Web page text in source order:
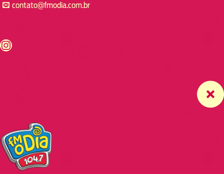
contato@fmodia.com.br
https://www.instagram.com/fmodia.cabofrio/